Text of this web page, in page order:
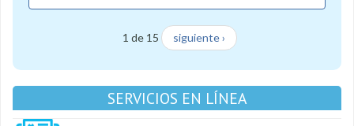
1 de 15 siguiente ›
SERVICIOS EN LÍNEA